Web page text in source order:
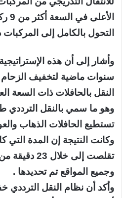
التحول بالكامل إلى
وأشار إلى أن هذه
سنوات ماضية لتخفيف الزحام
النقل بالحافلات ذات السعة
وهو ما سمي بالنقل الترددي
تستطيع الحافلات الذهاب
تقلصت إلى
وجميع المواقع تم تحديدها .
وأكد أن نظام النقل الترددي